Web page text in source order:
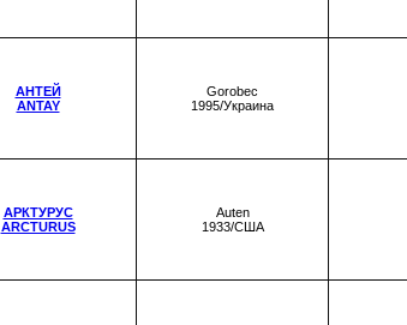
АНТЕЙ
ANTAY
Gorobec
1995/Украина
АРКТУРУС
ARCTURUS
Auten
1933/США